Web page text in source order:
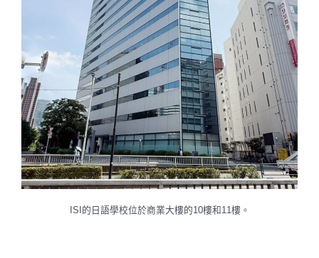
ISI的日語學校位於商業大樓的10樓和11樓。